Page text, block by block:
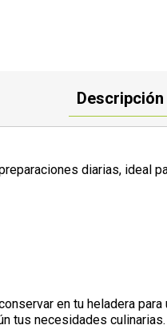
Descripción
diarias, ideal
en tu heladera
tus necesidades culinarias.